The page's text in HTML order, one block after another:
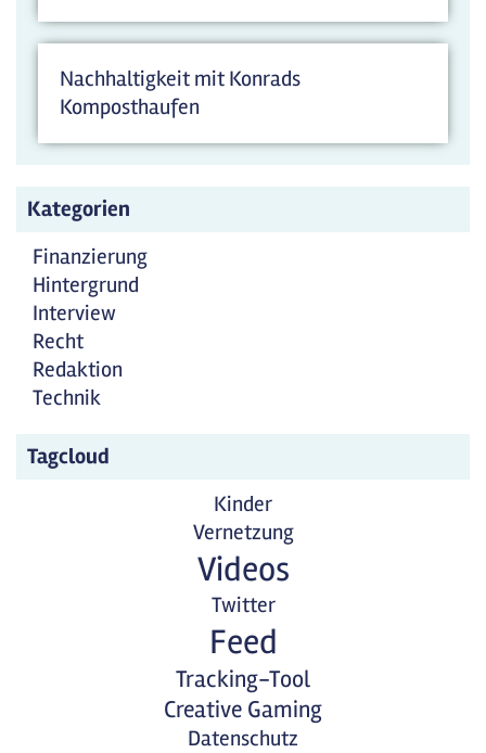
Nachhaltigkeit mit Konrads
Komposthaufen
Kategorien
Finanzierung
Hintergrund
Interview
Recht
Redaktion
Technik
Tagcloud
Kinder
Vernetzung
Videos
Twitter
Feed
Tracking-Tool
Creative Gaming
Datenschutz